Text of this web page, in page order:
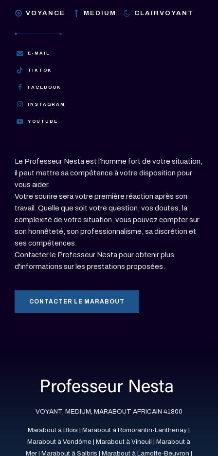
VOYANCE MEDIUM CLAIRVOYANT
E-MAIL
TIKTOK
FACEBOOK
INSTAGRAM
YOUTUBE
Le Professeur Nesta est l’homme fort de votre situation,
il peut mettre sa compétence à votre disposition pour
vous aider.
Votre sourire sera votre première réaction après son
travail. Quelle que soit votre question, vos doutes, la
complexité de votre situation, vous pouvez compter sur
son honnêteté, son professionnalisme, sa discrétion et
ses compétences.
Contacter le Professeur Nesta pour obtenir plus
d'informations sur les prestations proposées.
CONTACTER LE MARABOUT
VOYANT, MEDIUM, MARABOUT AFRICAIN 41800
Marabout à Blois |Marabout à Romorantin-Lanthenay |
Marabout à Vendôme |Marabout à Vineuil |Marabout à
Mer| Marabout à Salbris | Marabout à Lamotte-Beuvron |